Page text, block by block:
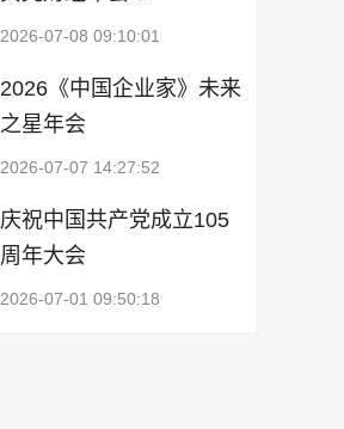
2026-07-08 09:10:01
2026《中国企业家》未来
之星年会
2026-07-07 14:27:52
庆祝中国共产党成立105
周年大会
2026-07-01 09:50:18